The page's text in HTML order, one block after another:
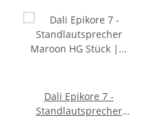
Dali Epikore 7 -
Standlautsprecher